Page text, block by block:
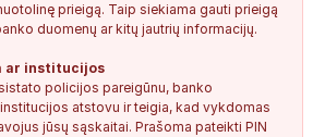
telefono numeris tiesiog Vilniaus
2026-08-01
prieigą. Taip siekiama gauti prieigą
duomenų ar kitų jautrių informacijų.
ar institucijos
policijos pareigūnu, banko
atstovu ir teigia, kad vykdomas
jūsų sąskaitai. Prašoma pateikti PIN